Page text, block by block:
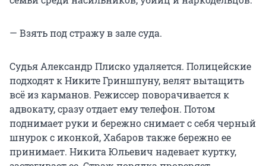
— Взять под стражу в зале суда.
Судья Александр Плиско удаляется. Полицейские
подходят к Никите Гриншпуну, велят вытащить
всё из карманов. Режиссер поворачивается к
адвокату, сразу отдает ему телефон. Потом
поднимает руки и бережно снимает с себя черный
шнурок с иконкой, Хабаров также бережно ее
принимает. Никита Юльевич надевает куртку,